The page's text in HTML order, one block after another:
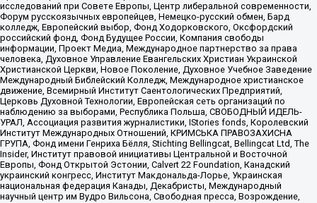
исследований при Совете Европы, Центр либеральной современности,
Форум русскоязычных европейцев, Немецко-русский обмен, Бард
колледж, Европейский выбор, Фонд Ходорковского, Оксфордский
российский фонд, Фонд Будущее России, Компания свободы
информации, Проект Медиа, Международное партнерство за права
человека, Духовное Управление Евангельских Христиан Украинской
Христианской Церкви, Новое Поколение, Духовное Учебное Заведение
Международный Библейский Колледж, Международное христианское
движение, Всемирный Институт Саентологических Предприятий,
Церковь Духовной Технологии, Европейская сеть организаций по
наблюдению за выборами, Республика Польша, СВОБОДНЫЙ ИДЕЛЬ-
УРАЛ, Ассоциация развития журналистики, IStories fonds, Королевский
Институт Международных Отношений, КРИМСЬКА ПРАВОЗАХИСНА
ГРУПА, Фонд имени Генриха Бёлля, Stichting Bellingcat, Bellingcat Ltd, The
Insider, Институт правовой инициативы Центральной и Восточной
Европы, Фонд Открытой Эстонии, Calvert 22 Foundation, Канадский
украинский конгресс, Институт Макдональда-Лорье, Украинская
национальная федерация Канады, Декабристы, Международный
научный центр им Вудро Вильсона, Свободная пресса, Возрождение,